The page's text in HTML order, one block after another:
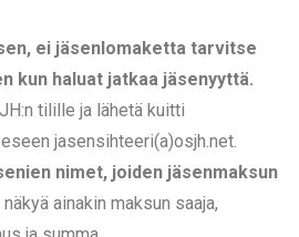
ei jäsenlomaketta tarvitse
kun haluat jatkaa jäsenyyttä.
tilille ja lähetä kuitti
jasensihteeri(a)osjh.net.
nimet, joiden jäsenmaksun
ainakin maksun saaja,